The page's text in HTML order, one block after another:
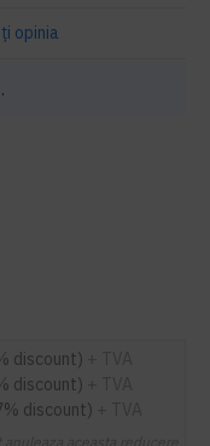
opinia
discount)
discount)
discount)